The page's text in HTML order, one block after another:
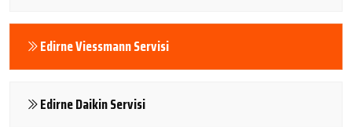
Edirne Viessmann Servisi
Edirne Daikin Servisi